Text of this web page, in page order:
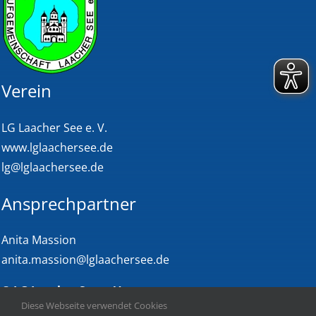
Verein
LG Laacher See e. V.
www.lglaachersee.de
lg@lglaachersee.de
Ansprechpartner
Anita Massion
anita.massion@lglaachersee.de
©LG Laacher See e. V.
Diese Webseite verwendet Cookies